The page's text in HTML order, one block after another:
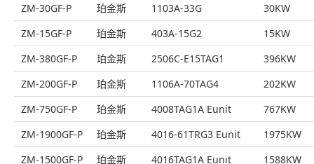
ZM-30GF-P
珀金斯 1103A-33G
30KW
ZM-15GF-P
珀金斯 403A-15G2
15KW
ZM-380GF-P
珀金斯 2506C-E15TAG1
396KW
ZM-200GF-P
珀金斯 1106A-70TAG4
202KW
ZM-750GF-P
珀金斯 4008TAG1A Eunit
767KW
ZM-1900GF-P
珀金斯 4016-61TRG3 Eunit
1975KW
ZM-1500GF-P
珀金斯 4016TAG1A Eunit 1588KW